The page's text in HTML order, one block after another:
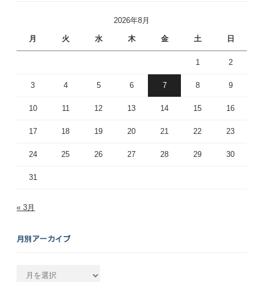
2026年8月
月 火 水 木 金 土 日
1 2
3 4 5 6 7 8 9
10 11 12 13 14 15 16
17 18 19 20 21 22 23
24 25 26 27 28 29 30
31
« 3月
月別アーカイブ